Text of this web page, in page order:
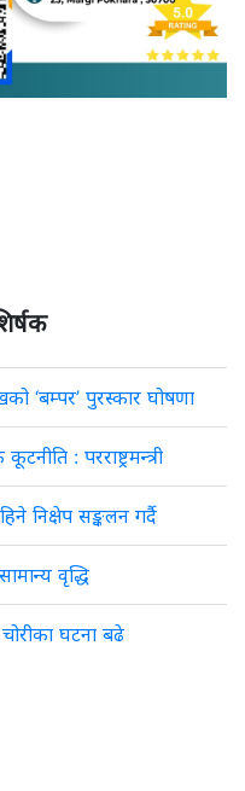
‘बम्पर’ पुरस्कार घोषणा
: परराष्ट्रमन्त्री
निक्षेप सङ्कलन गर्दै
वृद्धि
घटना बढे